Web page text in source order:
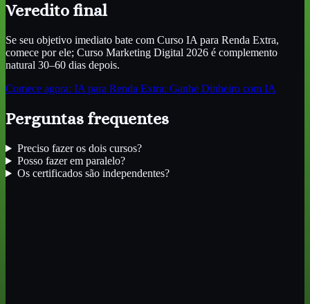
Veredito final
Se seu objetivo imediato bate com Curso IA para Renda Extra,
comece por ele; Curso Marketing Digital 2026 é complemento
natural 30–60 dias depois.
Comece agora: IA para Renda Extra: Ganhe Dinheiro com IA
Perguntas frequentes
Preciso fazer os dois cursos?
Posso fazer em paralelo?
Os certificados são independentes?